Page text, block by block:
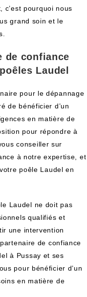
c’est pourquoi nous
grand soin et le
de confiance
Laudel
pour le dépannage
de bénéficier d’un
en matière de
pour répondre à
conseiller sur
à notre expertise, et
poêle Laudel en
Laudel ne doit pas
qualifiés et
une intervention
de confiance
à Pussay et ses
pour bénéficier d’un
en matière de